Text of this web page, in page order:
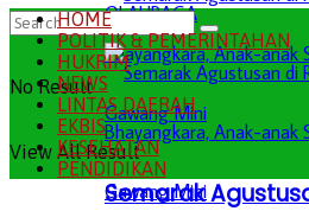
Semarak
OLAHRAGA
No Result
View All Result
HOME
POLITIK & PEMERINTAHAN
HUKRIM
NEWS
LINTAS DAERAH
EKBIS
KESEHATAN
PENDIDIKAN